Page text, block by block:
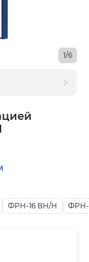
1/6
ФРН-16 ВН/Н